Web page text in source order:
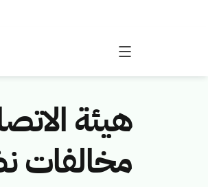
هيئة
مخالفات